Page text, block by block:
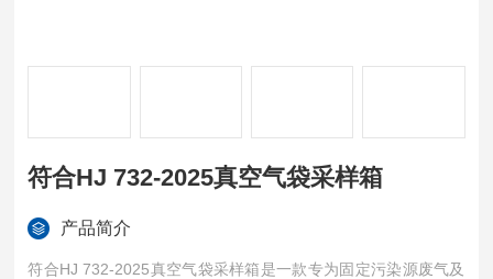
符合HJ 732-2025真空气袋采样箱
产品简介
符合HJ 732-2025真空气袋采样箱是一款专为固定污染源废气及